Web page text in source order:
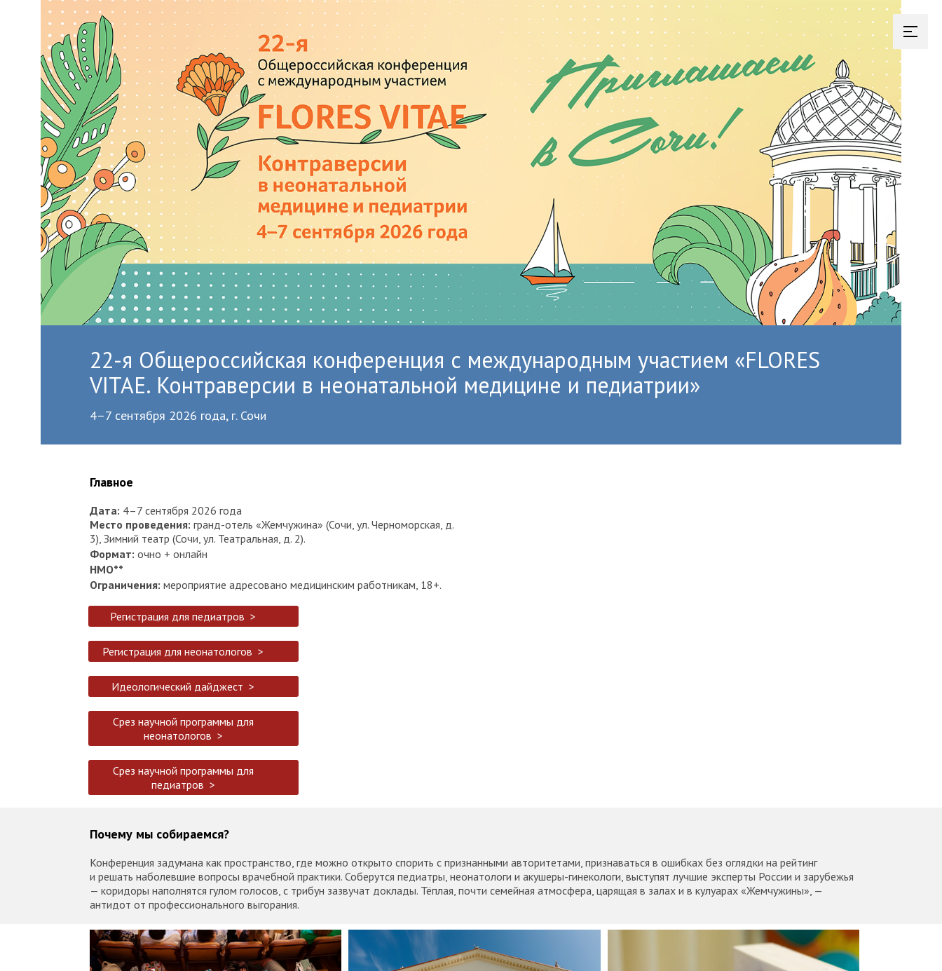
22-я Общероссийская конференция с международным участием «FLORES
VITAE. Контраверсии в неонатальной медицине и педиатрии»
4–7 сентября 2026 года, г. Сочи
Главное
Дата: 4–7 сентября 2026 года
Место проведения: гранд-отель «Жемчужина» (Сочи, ул. Черноморская, д.
3), Зимний театр (Сочи, ул. Театральная, д. 2).
Формат: очно + онлайн
НМО**
Ограничения: мероприятие адресовано медицинским работникам, 18+.
Регистрация для педиатров >
Регистрация для неонатологов >
Идеологический дайджест >
Срез научной программы для
неонатологов >
Срез научной программы для
педиатров >
Почему мы собираемся?
Конференция задумана как пространство, где можно открыто спорить с признанными авторитетами, признаваться в ошибках без оглядки на рейтинг
и решать наболевшие вопросы врачебной практики. Соберутся педиатры, неонатологи и акушеры-гинекологи, выступят лучшие эксперты России и зарубежья
— коридоры наполнятся гулом голосов, с трибун зазвучат доклады. Тёплая, почти семейная атмосфера, царящая в залах и в кулуарах «Жемчужины», —
антидот от профессионального выгорания.